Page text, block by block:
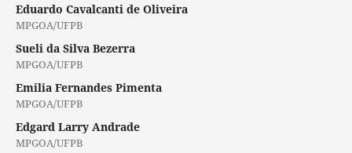
Eduardo Cavalcanti de Oliveira
MPGOA/UFPB
Sueli da Silva Bezerra
MPGOA/UFPB
Emilia Fernandes Pimenta
MPGOA/UFPB
Edgard Larry Andrade
MPGOA/UFPB